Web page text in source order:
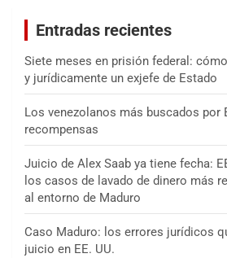
Entradas recientes
Siete meses en prisión federal:
y jurídicamente un exjefe de Estado
Los venezolanos más buscados por
recompensas
Juicio de Alex Saab ya tiene fecha:
los casos de lavado de dinero más
al entorno de Maduro
Caso Maduro: los errores jurídicos
juicio en EE. UU.